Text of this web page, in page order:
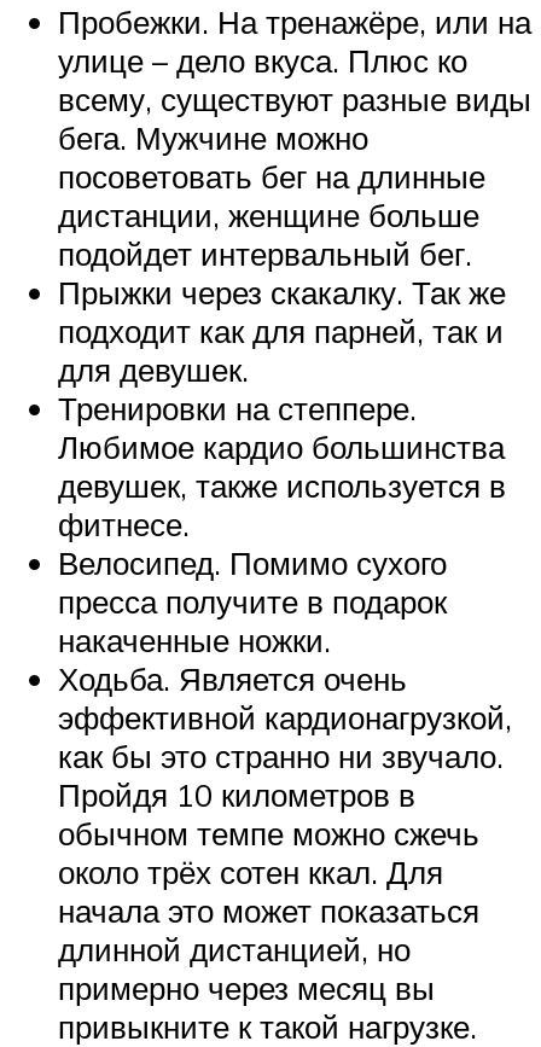
Пробежки. На тренажёре, или на
улице – дело вкуса. Плюс ко
всему, существуют разные виды
бега. Мужчине можно
посоветовать бег на длинные
дистанции, женщине больше
подойдет интервальный бег.
Прыжки через скакалку. Так же
подходит как для парней, так и
для девушек.
Тренировки на степпере.
Любимое кардио большинства
девушек, также используется в
фитнесе.
Велосипед. Помимо сухого
пресса получите в подарок
накаченные ножки.
Ходьба. Является очень
эффективной кардионагрузкой,
как бы это странно ни звучало.
Пройдя 10 километров в
обычном темпе можно сжечь
около трёх сотен ккал. Для
начала это может показаться
длинной дистанцией, но
примерно через месяц вы
привыкните к такой нагрузке.